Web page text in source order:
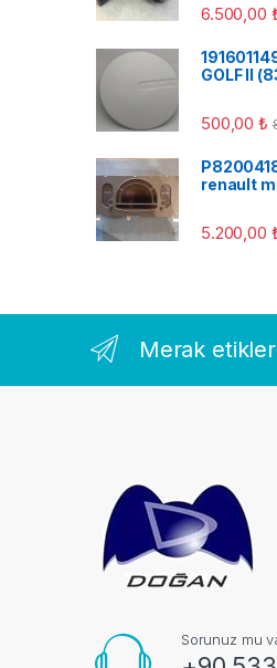
6.500,00
GOLF II
500,00₺
renault
5.200,00
Merak
Sorunuz mu